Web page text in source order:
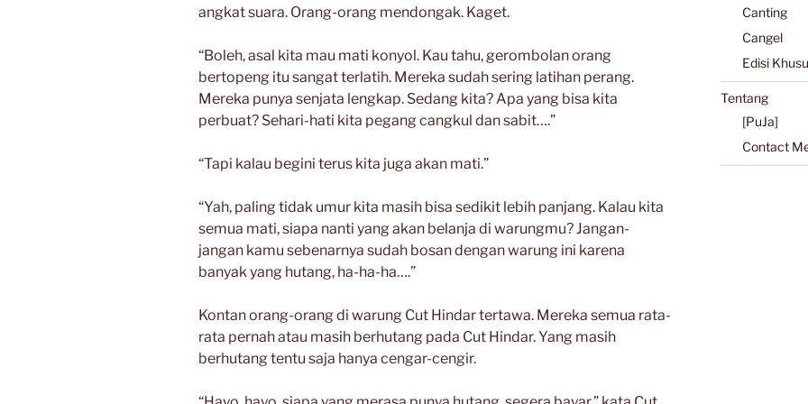
angkat suara. Orang-orang mendongak. Kaget.
“Boleh, asal kita mau mati konyol. Kau tahu, gerombolan orang
bertopeng itu sangat terlatih. Mereka sudah sering latihan perang.
Mereka punya senjata lengkap. Sedang kita? Apa yang bisa kita
perbuat? Sehari-hati kita pegang cangkul dan sabit….”
“Tapi kalau begini terus kita juga akan mati.”
“Yah, paling tidak umur kita masih bisa sedikit lebih panjang. Kalau kita
semua mati, siapa nanti yang akan belanja di warungmu? Jangan-
jangan kamu sebenarnya sudah bosan dengan warung ini karena
banyak yang hutang, ha-ha-ha….”
Kontan orang-orang di warung Cut Hindar tertawa. Mereka semua rata-
rata pernah atau masih berhutang pada Cut Hindar. Yang masih
berhutang tentu saja hanya cengar-cengir.
Canting
Cangel
Edisi
Tentang
[PuJa]
Contact